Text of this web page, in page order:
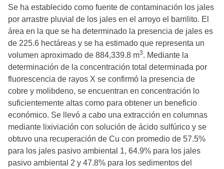
Se ha establecido como fuente de contaminación los jales
por arrastre pluvial de los jales en el arroyo el barrilito. El
área en la que se ha determinado la presencia de jales es
de 225.6 hectáreas y se ha estimado que representa un
volumen aproximado de 884,339.8 m3. Mediante la
determinación de la concentración total determinada por
fluorescencia de rayos X se confirmó la presencia de
cobre y molibdeno, se encuentran en concentración lo
suficientemente altas como para obtener un beneficio
económico. Se llevó a cabo una extracción en columnas
mediante lixiviación con solución de ácido sulfúrico y se
obtuvo una recuperación de Cu con promedio de 57.5%
para los jales pasivo ambiental 1, 64.9% para los jales
pasivo ambiental 2 y 47.8% para los sedimentos del